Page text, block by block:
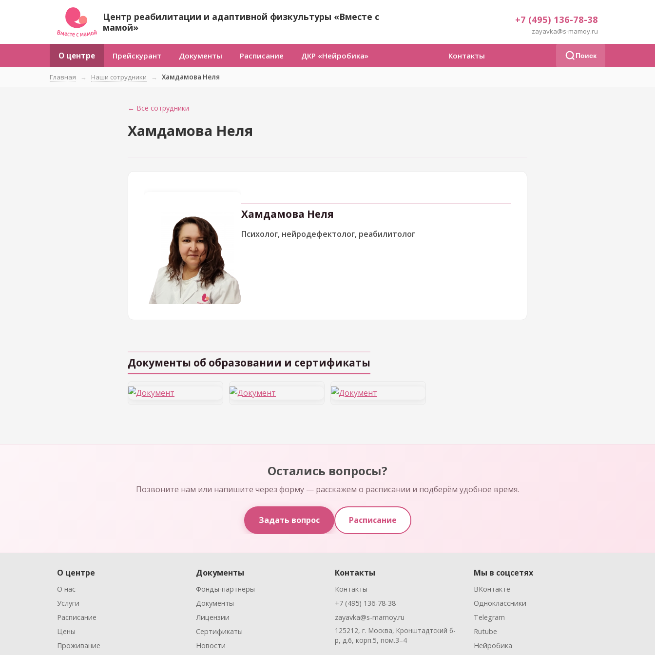
Центр реабилитации и адаптивной физкультуры «Вместе с
мамой»
+7 (495) 136-78-38
zayavka@s-mamoy.ru
О центре Прейскурант Документы Расписание ДКР «Нейробика» Контакты Поиск
Главная → Наши сотрудники → Хамдамова Неля
← Все сотрудники
Хамдамова Неля
Хамдамова Неля
Психолог, нейродефектолог, реабилитолог
Документы об образовании и сертификаты
Остались вопросы?
Позвоните нам или напишите через форму — расскажем о расписании и подберём удобное время.
Задать вопрос Расписание
О центре
О нас
Услуги
Расписание
Цены
Проживание
Документы
Фонды-партнёры
Документы
Лицензии
Сертификаты
Новости
Контакты
Контакты
+7 (495) 136-78-38
zayavka@s-mamoy.ru
125212, г. Москва, Кронштадтский б-
р, д.6, корп.5, пом.3–4
Мы в соцсетях
ВКонтакте
Одноклассники
Telegram
Rutube
Нейробика